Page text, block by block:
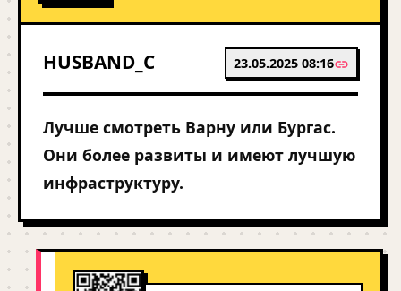
HUSBAND_C 23.05.2025 08:16
Лучше смотреть Варну или Бургас.
Они более развиты и имеют лучшую
инфраструктуру.